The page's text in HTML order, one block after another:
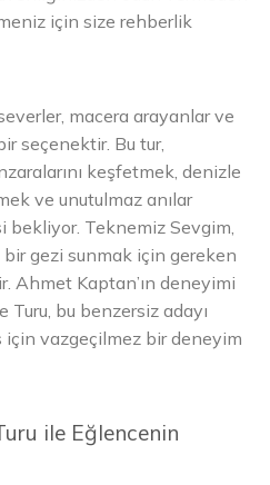
için size rehberlik
macera arayanlar ve
seçenektir. Bu tur,
keşfetmek, denizle
ve unutulmaz anılar
Teknemiz Sevgim,
gezi sunmak için gereken
Ahmet Kaptan’ın deneyimi
bu benzersiz adayı
vazgeçilmez bir deneyim
ile Eğlencenin